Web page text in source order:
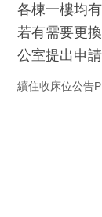
各棟一樓均
若有需要更
公室提出申
續住收床位公告